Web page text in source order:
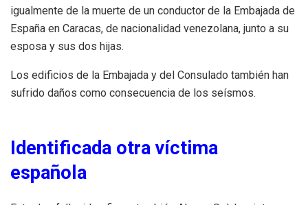
igualmente de la muerte de un conductor de la Embajada de
España en Caracas, de nacionalidad venezolana, junto a su
esposa y sus dos hijas.
Los edificios de la Embajada y del Consulado también han
sufrido daños como consecuencia de los seísmos.
Identificada otra víctima
española